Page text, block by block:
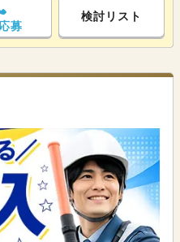
募
検討リスト